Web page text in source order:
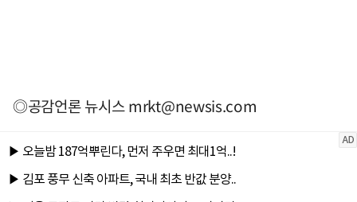
◎공감언론 뉴시스mrkt@newsis.com